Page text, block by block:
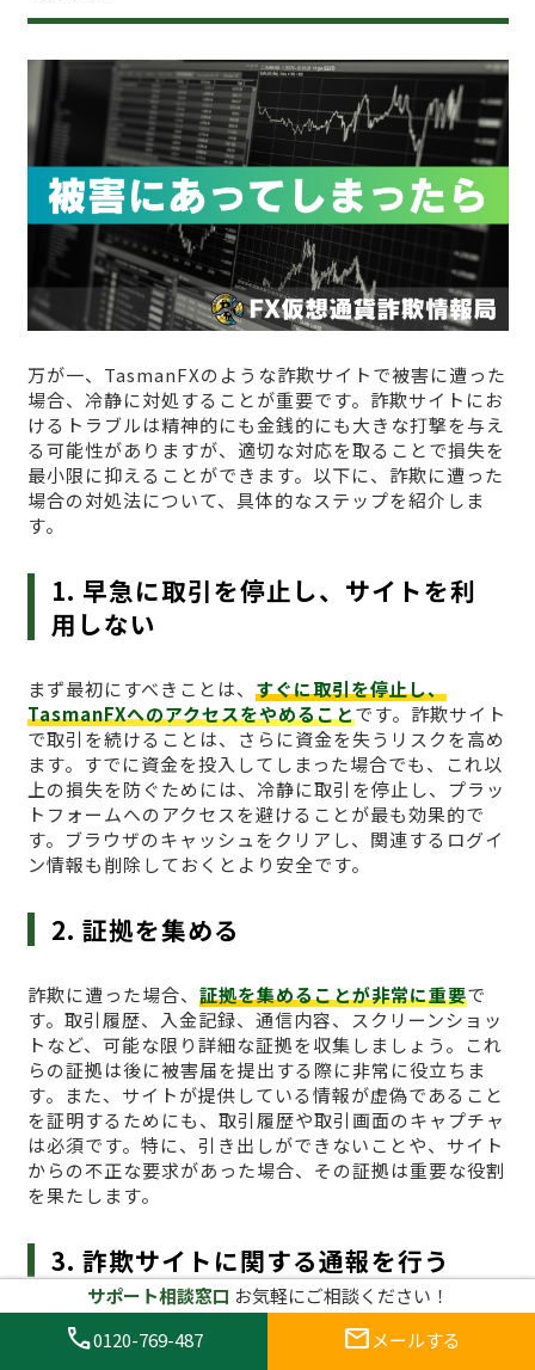
万が一、TasmanFXのような詐欺サイトで被害に遭った
場合、冷静に対処することが重要です。詐欺サイトにお
けるトラブルは精神的にも金銭的にも大きな打撃を与え
る可能性がありますが、適切な対応を取ることで損失を
最小限に抑えることができます。以下に、詐欺に遭った
場合の対処法について、具体的なステップを紹介しま
す。
1. 早急に取引を停止し、サイトを利
用しない
まず最初にすべきことは、 すぐに取引を停止し、
TasmanFXへのアクセスをやめることです。詐欺サイト
で取引を続けることは、さらに資金を失うリスクを高め
ます。すでに資金を投入してしまった場合でも、これ以
上の損失を防ぐためには、冷静に取引を停止し、プラッ
トフォームへのアクセスを避けることが最も効果的で
す。ブラウザのキャッシュをクリアし、関連するログイ
ン情報も削除しておくとより安全です。
2. 証拠を集める
詐欺に遭った場合、 証拠を集めることが非常に重要で
す。取引履歴、入金記録、通信内容、スクリーンショッ
トなど、可能な限り詳細な証拠を収集しましょう。これ
らの証拠は後に被害届を提出する際に非常に役立ちま
す。また、サイトが提供している情報が虚偽であること
を証明するためにも、取引履歴や取引画面のキャプチャ
は必須です。特に、引き出しができないことや、サイト
からの不正な要求があった場合、その証拠は重要な役割
を果たします。
3. 詐欺サイトに関する通報を行う
次に、
が必要です。日本国内の
場合、仮想通貨に関する詐欺の被害は、金融庁や消費者
サポート相談窓口 お気軽にご相談ください！
call0120-769-487 mail メールする